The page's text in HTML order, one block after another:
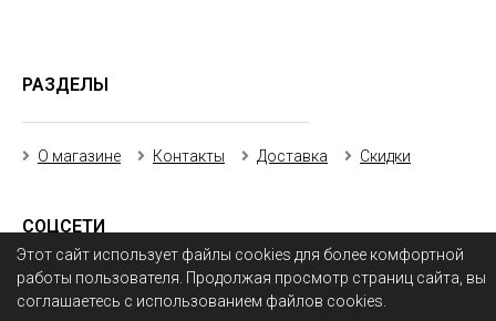
Этот сайт использует файлы cookies для более комфортной
работы пользователя. Продолжая просмотр страниц сайта, вы
соглашаетесь с использованием файлов cookies.
РАЗДЕЛЫ
О магазине Контакты Доставка Скидки
СОЦСЕТИ